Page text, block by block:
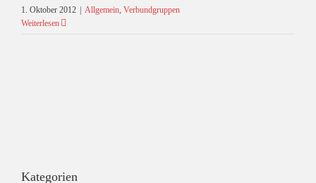
1. Oktober 2012 Allgemein, Verbundgruppen
Weiterlesen
Kategorien